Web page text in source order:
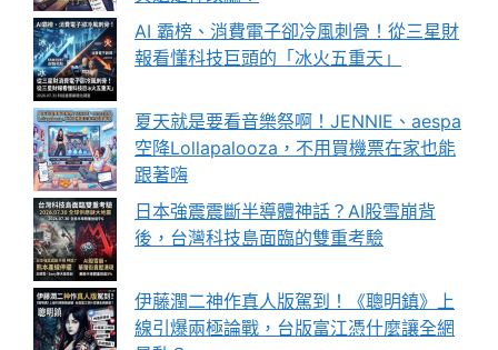
AI 霸榜、消費電子卻冷風刺骨！從三星財
報看懂科技巨頭的「冰火五重天」
夏天就是要看音樂祭啊！JENNIE、aespa
空降Lollapalooza，不用買機票在家也能
跟著嗨
日本強震震斷半導體神話？AI股雪崩背
後，台灣科技島面臨的雙重考驗
伊藤潤二神作真人版駕到！《聰明鎮》上
線引爆兩極論戰，台版富江憑什麼讓全網